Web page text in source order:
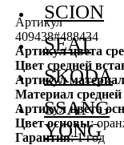
Артикул
409438#488434
Артикул цвета
Цвет средней
Артикул
Материал средней
Артикул цвета
Цвет основы:
Гарантия: 1 год
SCION
SEAT
SKODA
SSANG
YONG